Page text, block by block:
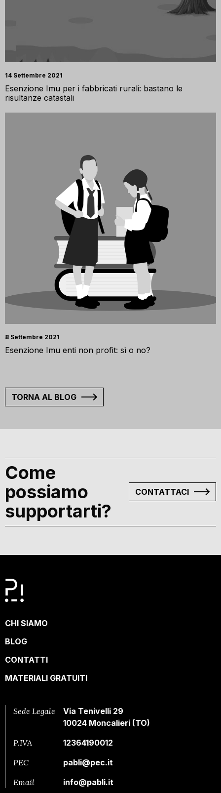
14 Settembre 2021
Esenzione Imu per i fabbricati rurali: bastano le
risultanze catastali
8 Settembre 2021
Esenzione Imu enti non profit: sì o no?
TORNA AL BLOG
Come
possiamo
supportarti?
CONTATTACI
CHI SIAMO
BLOG
CONTATTI
MATERIALI GRATUITI
Sede Legale
Via Tenivelli 29
10024 Moncalieri (TO)
P.IVA
12364190012
PEC
pabli@pec.it
Email
info@pabli.it